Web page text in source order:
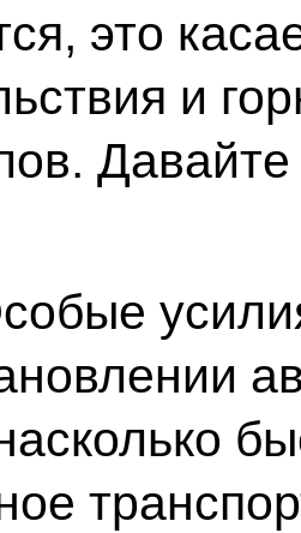
это
и